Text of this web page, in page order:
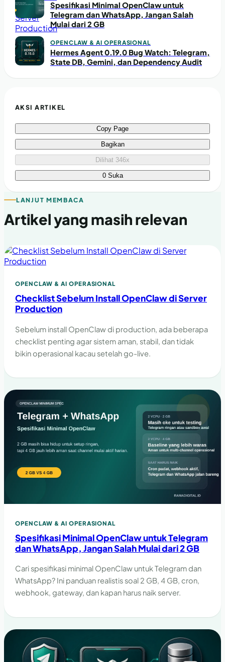
Spesifikasi Minimal OpenClaw untuk
Telegram dan WhatsApp, Jangan Salah
Mulai dari 2 GB
OPENCLAW & AI OPERASIONAL
Hermes Agent 0.19.0 Bug Watch: Telegram,
State DB, Gemini, dan Dependency Audit
AKSI ARTIKEL
Copy Page
Bagikan
Dilihat 346x
0 Suka
LANJUT MEMBACA
Artikel yang masih relevan
OPENCLAW & AI OPERASIONAL
Checklist Sebelum Install OpenClaw di Server
Production
Sebelum install OpenClaw di production, ada beberapa
checklist penting agar sistem aman, stabil, dan tidak
bikin operasional kacau setelah go-live.
OPENCLAW & AI OPERASIONAL
Spesifikasi Minimal OpenClaw untuk Telegram
dan WhatsApp, Jangan Salah Mulai dari 2 GB
Cari spesifikasi minimal OpenClaw untuk Telegram dan
WhatsApp? Ini panduan realistis soal 2 GB, 4 GB, cron,
webhook, gateway, dan kapan harus naik server.